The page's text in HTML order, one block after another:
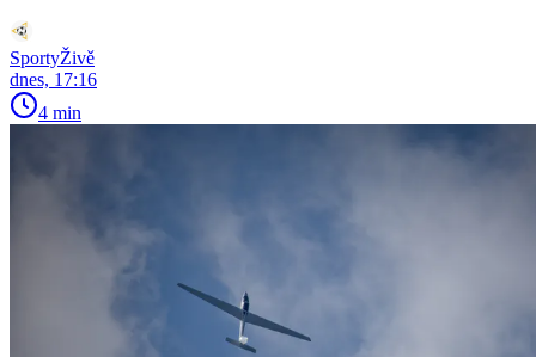
SportyŽivě
dnes, 17:16
4 min